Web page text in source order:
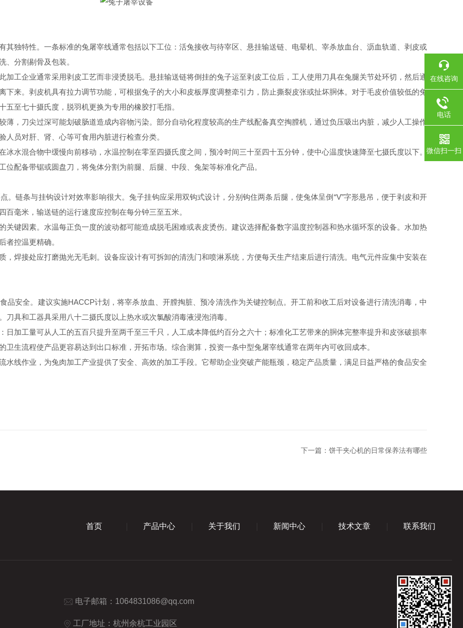
独特性。一条标准的兔屠宰线通常包括以下工位：活兔接收与待宰区、悬挂输送链、电晕机、宰杀放血台、沥血轨道、剥皮或
、分割剔骨及包装。
工企业通常采用剥皮工艺而非浸烫脱毛。悬挂输送链将倒挂的兔子运至剥皮工位后，工人使用刀具在兔腿关节处环切，然后通
下来。剥皮机具有拉力调节功能，可根据兔子的大小和皮板厚度调整牵引力，防止撕裂皮张或扯坏胴体。对于毛皮价值较低的兔
至七十摄氏度，脱羽机更换为专用的橡胶打毛指。
，刀尖过深可能划破肠道造成内容物污染。部分自动化程度较高的生产线配备真空掏膛机，通过负压吸出内脏，减少人工操作
员对肝、肾、心等可食用内脏进行检查分类。
水混合物中缓慢向前移动，水温控制在零至四摄氏度之间，预冷时间三十至四十五分钟，使中心温度快速降至七摄氏度以下。
配备带锯或圆盘刀，将兔体分割为前腿、后腿、中段、兔架等标准化产品。
链条与挂钩设计对效率影响很大。兔子挂钩应采用双钩式设计，分别钩住两条后腿，使兔体呈倒“V”字形悬吊，便于剥皮和开
毫米，输送链的运行速度应控制在每分钟三至五米。
键因素。水温每正负一度的波动都可能造成脱毛困难或表皮烫伤。建议选择配备数字温度控制器和热水循环泵的设备。水加热
者控温更精确。
焊接处应打磨抛光无毛刺。设备应设计有可拆卸的清洗门和喷淋系统，方便每天生产结束后进行清洗。电气元件应集中安装在
安全。建议实施HACCP计划，将宰杀放血、开膛掏脏、预冷清洗作为关键控制点。开工前和收工后对设备进行清洗消毒，中
具和工器具采用八十二摄氏度以上热水或次氯酸消毒液浸泡消毒。
加工量可从人工的五百只提升至两千至三千只，人工成本降低约百分之六十；标准化工艺带来的胴体完整率提升和皮张破损率
生流程使产品更容易达到出口标准，开拓市场。综合测算，投资一条中型兔屠宰线通常在两年内可收回成本。
线作业，为兔肉加工产业提供了安全、高效的加工手段。它帮助企业突破产能瓶颈，稳定产品质量，满足日益严格的食品安全
下一篇： 饼干夹心机的日常保养法有哪些
首页 产品中心 关于我们 新闻中心 技术文章 联系我们
电子邮箱： 1064831086@qq.com
工厂地址：杭州余杭工业园区
在线咨询
电话
微信扫一扫